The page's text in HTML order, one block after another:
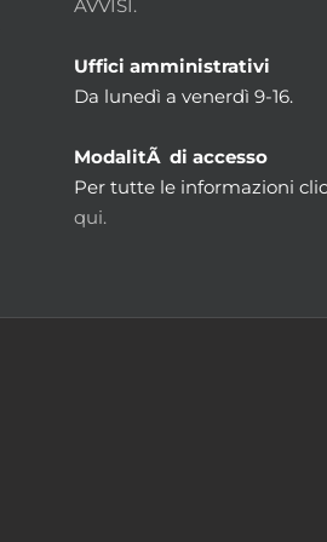
AVVISI.
Uffici amministrativi
Da lunedì a venerdì 9-16.
ModalitÃ di accesso
Per tutte le informazioni
qui.